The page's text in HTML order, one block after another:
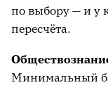
по выбору — и у
пересчёта.
Минимальный